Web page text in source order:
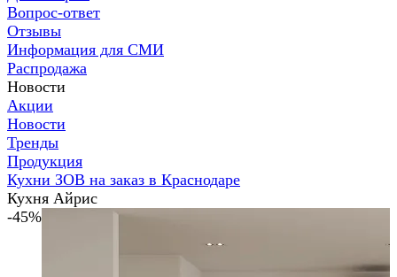
Вопрос-ответ
Отзывы
Информация для СМИ
Распродажа
Новости
Акции
Новости
Тренды
Продукция
Кухни ЗОВ на заказ в Краснодаре
Кухня Айрис
-45%